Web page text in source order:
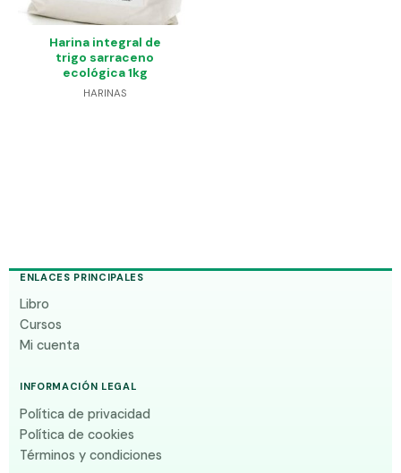
Harina integral de
trigo sarraceno
ecológica 1kg
HARINAS
ENLACES PRINCIPALES
Libro
Cursos
Mi cuenta
INFORMACIÓN LEGAL
Política de privacidad
Política de cookies
Términos y condiciones